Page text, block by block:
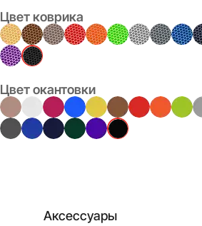
Цвет коврика
Цвет окантовки
Аксессуары